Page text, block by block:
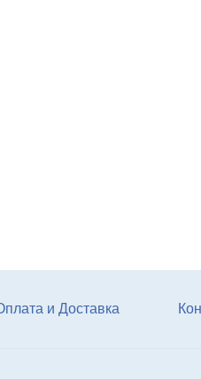
и Доставка